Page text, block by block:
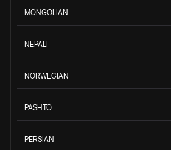
MONGOLIAN
NEPALI
NORWEGIAN
PASHTO
PERSIAN